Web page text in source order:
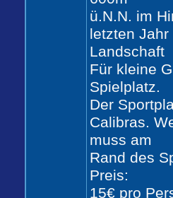
ü.N.N. im
letzten
Landschaft
Für kleine
Spielplatz.
Der
Calibras.
muss am
Rand des
Preis:
15€ pro